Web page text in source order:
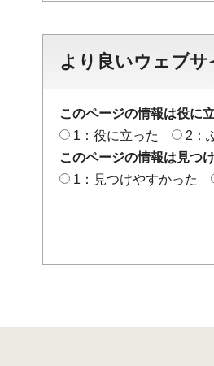
より良いウェブ
このページの情報は役に
1：役に立った
2：
このページの情報は見つ
1：見つけやすかった